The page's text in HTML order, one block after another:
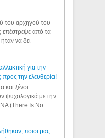
του αρχηγού του
επέστρεψε από τα
να δει
για την
την ελευθερία!
και ξένοι
ψυχολογικά με την
(There Is No
ποιοι μας